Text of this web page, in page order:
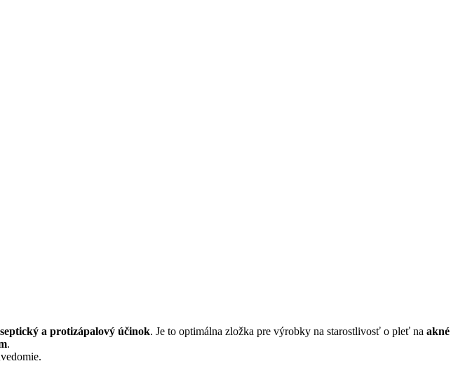
a protizápalový účinok. Je to optimálna zložka pre výrobky na starostlivosť o pleť na akné
.